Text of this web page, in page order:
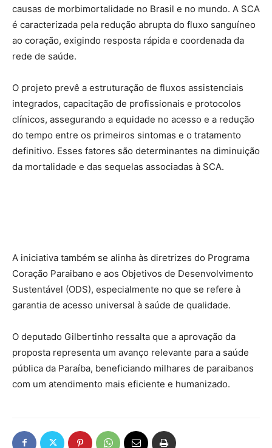
causas de morbimortalidade no Brasil e no mundo. A SCA
é caracterizada pela redução abrupta do fluxo sanguíneo
ao coração, exigindo resposta rápida e coordenada da
rede de saúde.
O projeto prevê a estruturação de fluxos assistenciais
integrados, capacitação de profissionais e protocolos
clínicos, assegurando a equidade no acesso e a redução
do tempo entre os primeiros sintomas e o tratamento
definitivo. Esses fatores são determinantes na diminuição
da mortalidade e das sequelas associadas à SCA.
A iniciativa também se alinha às diretrizes do Programa
Coração Paraibano e aos Objetivos de Desenvolvimento
Sustentável (ODS), especialmente no que se refere à
garantia de acesso universal à saúde de qualidade.
O deputado Gilbertinho ressalta que a aprovação da
proposta representa um avanço relevante para a saúde
pública da Paraíba, beneficiando milhares de paraibanos
com um atendimento mais eficiente e humanizado.